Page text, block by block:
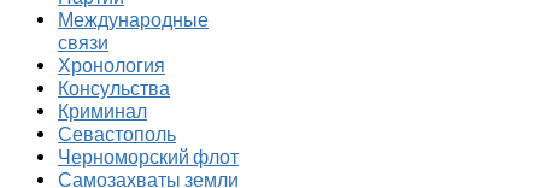
Международные
связи
Хронология
Консульства
Криминал
Севастополь
Черноморский флот
Самозахваты земли